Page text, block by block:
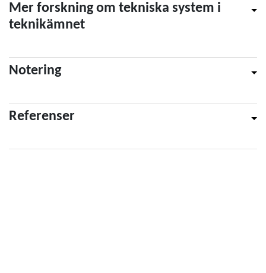
Mer forskning om tekniska system i
teknikämnet
Notering
Referenser